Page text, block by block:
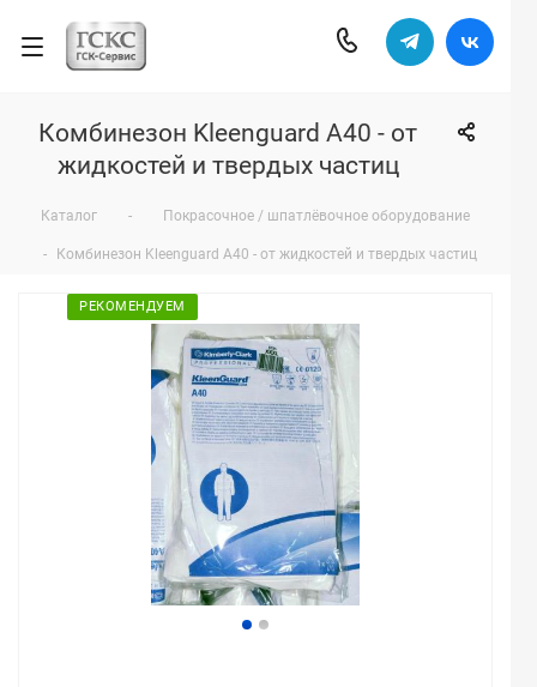
Комбинезон Kleenguard A40 - от
жидкостей и твердых частиц
Каталог - Покрасочное / шпатлёвочное оборудование
- Комбинезон Kleenguard A40 - от жидкостей и твердых частиц
РЕКОМЕНДУЕМ